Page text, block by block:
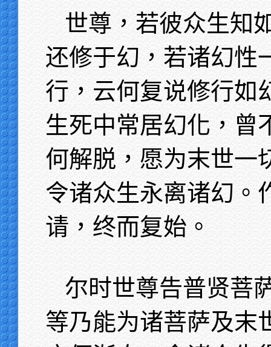
世尊，若彼众生知
还修于幻，若诸幻性
行，云何复说修行如
生死中常居幻化，曾
何解脱，愿为末世一
令诸众生永离诸幻。
请，终而复始。
尔时世尊告普贤菩
等乃能为诸菩萨及末